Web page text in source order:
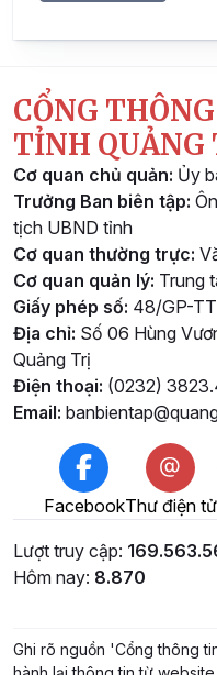
CỔNG
TỈNH QUẢNG
Cơ quan chủ quản: Ủy
Trưởng Ban biên tập:
tịch UBND tỉnh
Cơ quan thường trực:
Cơ quan quản lý: Trung
Giấy phép số: 48/GP-
Địa chỉ: Số 06 Hùng
Quảng Trị
Điện thoại: (0232)
Email:
FacebookThư điện tử
Lượt truy cập:
Hôm nay: 8.870
Ghi rõ nguồn 'Cổng thông